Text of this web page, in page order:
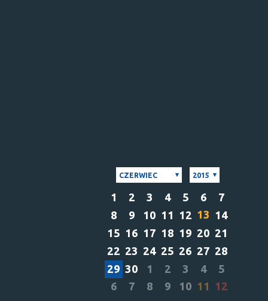
CZERWIEC 2015
1 2 3 4 5 6
7
8
9 10 11 12 13 14
15 16 17 18 19 20 21
22 23 24 25 26 27 28
29 30 1 2 3 4
5
6
7 8 9 10 11 12